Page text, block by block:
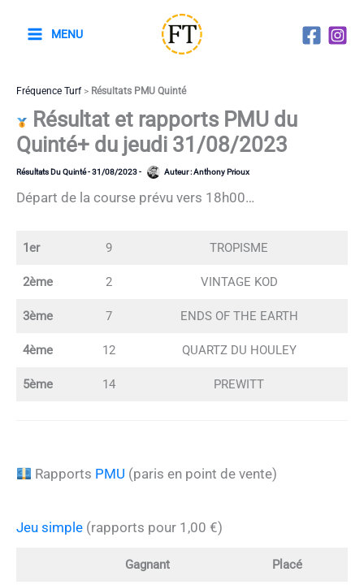
MENU
Fréquence Turf> Résultats PMU Quinté
Résultat et rapports PMU du
Quinté+ du jeudi 31/08/2023
Résultats Du Quinté-31/08/2023- Auteur :Anthony Prioux
Départ de la course prévu vers 18h00…
1er 9 TROPISME
2ème 2 VINTAGE KOD
3ème 7 ENDS OF THE EARTH
4ème 12 QUARTZ DU HOULEY
5ème 14 PREWITT
Rapports PMU (paris en point de vente)
Jeu simple (rapports pour 1,00 €)
Gagnant Placé